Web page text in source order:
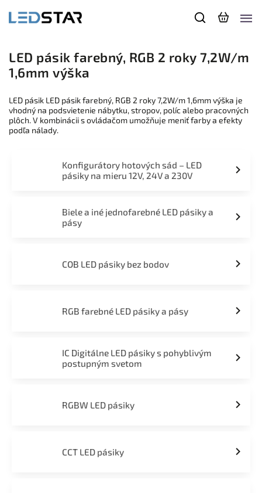
LED pásik farebný, RGB 2 roky 7,2W/m
1,6mm výška
LED pásik LED pásik farebný, RGB 2 roky 7,2W/m 1,6mm výška je
vhodný na podsvietenie nábytku, stropov, políc alebo pracovných
plôch. V kombinácii s ovládačom umožňuje meniť farby a efekty
podľa nálady.
Konfigurátory hotových sád – LED
pásiky na mieru 12V, 24V a 230V
Biele a iné jednofarebné LED pásiky a
pásy
COB LED pásiky bez bodov
RGB farebné LED pásiky a pásy
IC Digitálne LED pásiky s pohyblivým
postupným svetom
RGBW LED pásiky
CCT LED pásiky